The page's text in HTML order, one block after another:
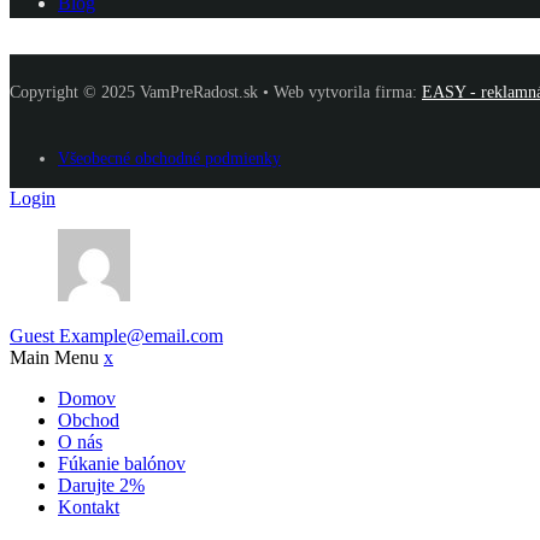
Copyright © 2025 VamPreRadost.sk • Web vytvorila firma: EASY -
Všeobecné obchodné podmienky
Login
Guest Example@email.com
Main Menu x
Domov
Obchod
O nás
Fúkanie balónov
Darujte 2%
Kontakt